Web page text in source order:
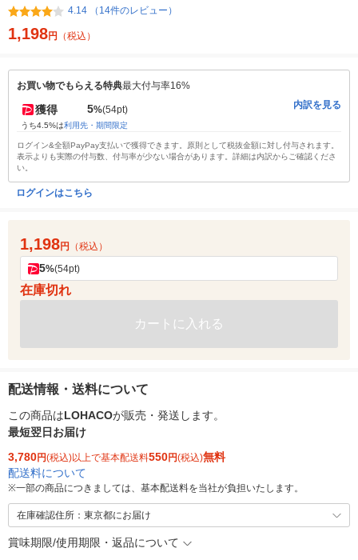
4.14 （14件のレビュー）
1,198円 （税込）
お買い物でもらえる特典最大付与率16%
獲得 5%(54pt)
うち4.5%は利用先・期間限定
内訳を見る
ログイン&全額PayPay支払いで獲得できます。原則として税抜金額に対し付与されます。
表示よりも実際の付与数、付与率が少ない場合があります。詳細は内訳からご確認くださ
い。
ログインはこちら
1,198円 （税込）
5%(54pt)
在庫切れ
カートに入れる
配送情報・送料について
この商品はLOHACOが販売・発送します。
最短翌日お届け
3,780円(税込)以上で基本配送料550円(税込)無料
配送料について
※一部の商品につきましては、基本配送料を当社が負担いたします。
在庫確認住所：東京都にお届け
賞味期限/使用期限・返品について